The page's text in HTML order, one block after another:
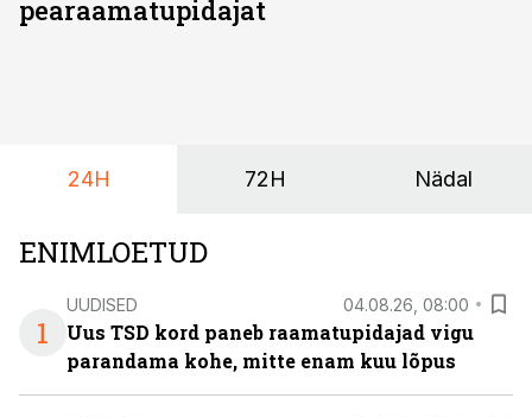
pearaamatupidajat
24H 72H Nädal
ENIMLOETUD
1
UUDISED 04.08.26, 08:00
Uus TSD kord paneb raamatupidajad vigu
parandama kohe, mitte enam kuu lõpus